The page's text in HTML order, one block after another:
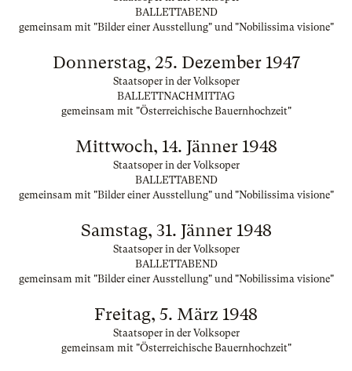
BALLETTABEND
gemeinsam mit "Bilder einer Ausstellung" und "Nobilissima visione"
Donnerstag, 25. Dezember 1947
Staatsoper in der Volksoper
BALLETTNACHMITTAG
gemeinsam mit "Österreichische Bauernhochzeit"
Mittwoch, 14. Jänner 1948
Staatsoper in der Volksoper
BALLETTABEND
gemeinsam mit "Bilder einer Ausstellung" und "Nobilissima visione"
Samstag, 31. Jänner 1948
Staatsoper in der Volksoper
BALLETTABEND
gemeinsam mit "Bilder einer Ausstellung" und "Nobilissima visione"
Freitag, 5. März 1948
Staatsoper in der Volksoper
gemeinsam mit "Österreichische Bauernhochzeit"